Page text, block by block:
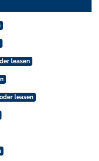
leasen
leasen